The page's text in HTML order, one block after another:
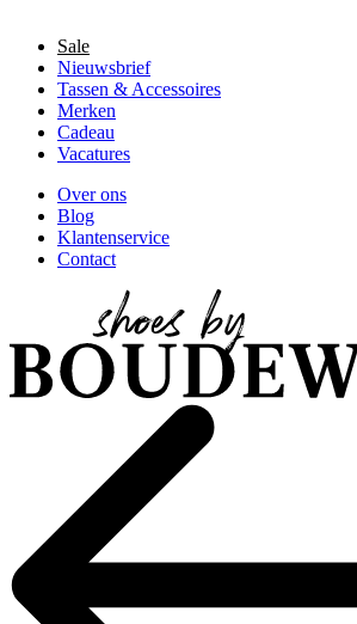
Sale
Nieuwsbrief
Tassen & Accessoires
Merken
Cadeau
Vacatures
Over ons
Blog
Klantenservice
Contact